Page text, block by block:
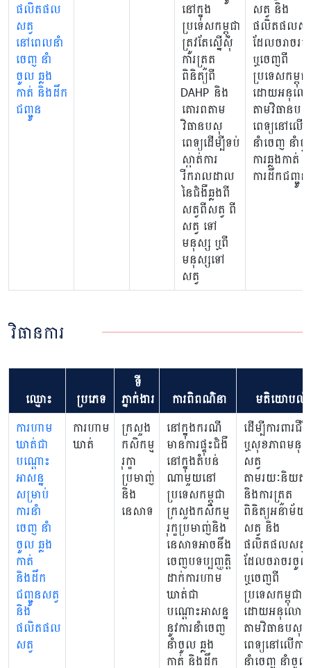
ផលិតផល
សត្វ
នៅពេលនាំ
ចេញ នាំ
ចូល ឆ្លង
កាត់ និងដឹក
ជញ្ជូន
នៅក្នុង
ប្រទេសកម្ពុជា
ត្រូវតែស្នើសុំ
ការត្រួត
ពិនិត្យពី
DAHP និង
គោរពតាម
វិធានបសុ
ពេទ្យដើម្បីទប់
ស្កាត់ការ
រីករាលដាល
នៃជំងឺឆ្លងពី
សត្វពីសត្វ ពី
សត្វ ទៅ
មនុស្ស ឬពី
មនុស្សទៅ
សត្វ
សត្វ និង
ផលិតផលសត្
ដែលចរាចរ
ឬចេញពី
ប្រទេសកម្ពុជា
ដោយអនុល
តាមវិធានបសុ
ពេទ្យនៅលើក
នាំចេញ នាំ
ការឆ្លងកាត់
ការដឹកជញ្ជូន
វិធានការ
ឈ្មោះ ប្រភេទ
ទី
ភ្នាក់ងារ
ការពិពណ៌នា មតិយោបល់
ការហាម
ឃាត់ជា
បណ្តោះ
អាសន្ន
សម្រាប់
ការនាំ
ចេញ នាំ
ចូល ឆ្លង
កាត់
និងដឹក
ជញ្ជូនសត្វ
និង
ផលិតផល
សត្វ
ការហាម
ឃាត់
ក្រសួង
កសិកម្ម
រុក្ខា
ប្រមាញ់
និង
នេសាទ
នៅក្នុងករណី
មានការផ្ទុះជំងឺ
នៅក្នុងតំបន់
ណាមួយនៅ
ប្រទេសកម្ពុជា
ក្រសួងកសិកម្ម
រុក្ខប្រមាញ់និង
នេសាទអាចនឹង
ចេញបទប្បញ្ញត្តិ
ដាក់ការហាម
ឃាត់ជា
បណ្តោះអាសន្ន
នូវការនាំចេញ
នាំចូល ឆ្លង
កាត់ និងដឹក
ដើម្បីការពារជីវិ
ឬសុខភាពមនុស្
សត្វ
តាមរយៈនិយត
និងការត្រួត
ពិនិត្យអនាម័យ
សត្វ និង
ផលិតផលសត្វ
ដែលចរាចរចូល
ឬចេញពី
ប្រទេសកម្ពុជា
ដោយអនុលោម
តាមវិធានបសុ
ពេទ្យនៅលើការ
នាំចេញ នាំចូល